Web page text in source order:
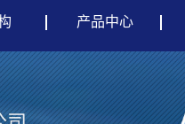
产品中心
水泥钢板仓
大型钢板库